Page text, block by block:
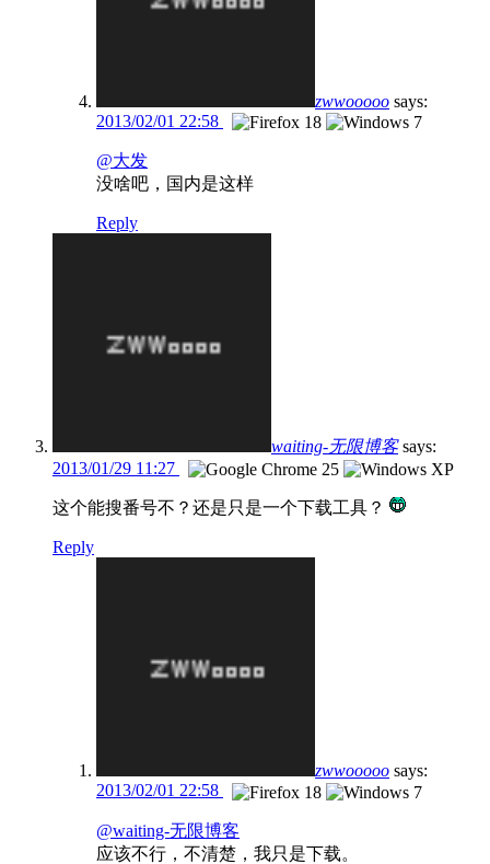
zwwooooo says:
2013/02/01 22:58
@大发
没啥吧，国内是这样
Reply
waiting-无限博客 says:
2013/01/29 11:27
这个能搜番号不？还是只是一个下载工具？
Reply
zwwooooo says:
2013/02/01 22:58
@waiting-无限博客
应该不行，不清楚，我只是下载。